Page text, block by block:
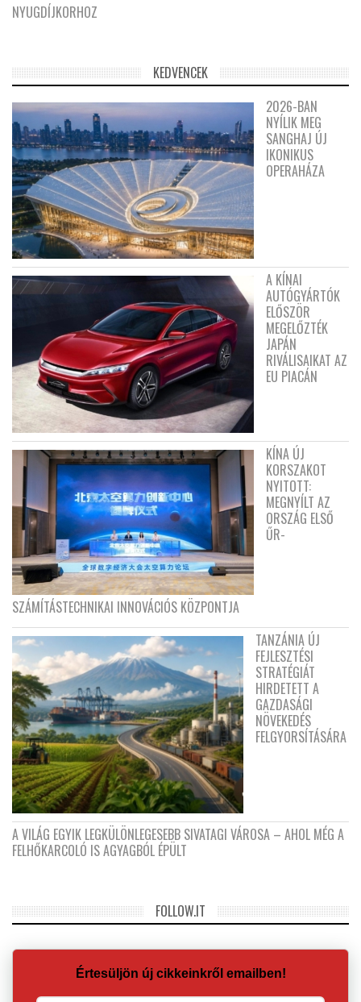
NYUGDÍJKORHOZ
KEDVENCEK
2026-BAN
NYÍLIK MEG
SANGHAJ ÚJ
IKONIKUS
OPERAHÁZA
A KÍNAI
AUTÓGYÁRTÓK
ELŐSZÖR
MEGELŐZTÉK
JAPÁN
RIVÁLISAIKAT AZ
EU PIACÁN
KÍNA ÚJ
KORSZAKOT
NYITOTT:
MEGNYÍLT AZ
ORSZÁG ELSŐ
ŰR-
SZÁMÍTÁSTECHNIKAI INNOVÁCIÓS KÖZPONTJA
TANZÁNIA ÚJ
FEJLESZTÉSI
STRATÉGIÁT
HIRDETETT A
GAZDASÁGI
NÖVEKEDÉS
FELGYORSÍTÁSÁRA
A VILÁG EGYIK LEGKÜLÖNLEGESEBB SIVATAGI VÁROSA – AHOL MÉG A
FELHŐKARCOLÓ IS AGYAGBÓL ÉPÜLT
FOLLOW.IT
Értesüljön új cikkeinkről emailben!